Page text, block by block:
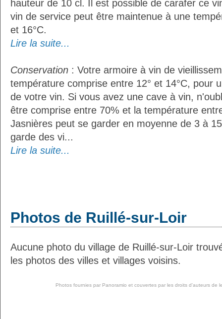
hauteur de 10 cl. Il est possible de carafer ce
vin de service peut être maintenue à une
et 16°C.
Lire la suite...
Conservation : Votre armoire à vin de
température comprise entre 12° et 14°C, pour
de votre vin. Si vous avez une cave à vin,
être comprise entre 70% et la température
Jasnières peut se garder en moyenne de 3 à
garde des vi...
Lire la suite...
Photos de Ruillé-sur-Loir
Aucune photo du village de Ruillé-sur-Loir
les photos des villes et villages voisins.
Photos fournies par Panoramio et couvertes par les droits d'auteurs de